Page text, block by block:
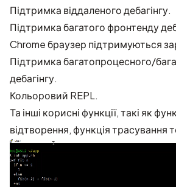
Підтримка віддаленого дебагінгу.
Підтримка багатого фронтенду
Chrome браузер підтримуються
Підтримка багатопроцесного/
дебагінгу.
Кольоровий REPL.
Та інші корисні функції, такі як
відтворення, функція трасування